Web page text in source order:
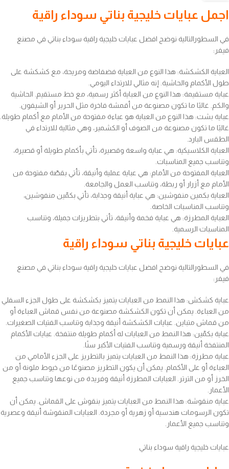
اجمل عبايات خليجية بناتي سوداء راقية
في السطورالتالية نوضح افضل عبايات خليجية راقية سوداء بناتي في مصنع
فيفر:
العباية الكشكشة: هذا النوع من العباية فضفاضة ومريحة، مع كشكشة على
طول الأكمام والحاشية. إنه مثالي للارتداء اليومي.
عباية مستقيمة: هذا النوع من العباية أكثر رسمية، مع خط مستقيم. الحاشية
والكم. غالبًا ما تكون مصنوعة من أقمشة فاخرة مثل الحرير أو الشيفون.
عباية بشت: هذا النوع من العباية هو عباءة مفتوحة من الأمام مع أكمام طويلة.
غالبًا ما تكون مصنوعة من الصوف أو الكشمير، وهي مثالية للارتداء في
الطقس البارد.
العباية الكلاسيكية: هي عباية واسعة وقصيرة، تأتي بأكمام طويلة أو قصيرة،
وتناسب جميع المناسبات.
العباية المفتوحة من الأمام: هي عباية عملية وأنيقة، تأتي بقصّة مفتوحة من
الأمام مع أزرار أو ربطة، وتناسب العمل والجامعة.
العباية بكمين منفوشين: هي عباية أنيقة وجذابة، تأتي بكمّين منفوشين،
وتناسب المناسبات الخاصة.
العباية المطرزة: هي عباية فخمة وأنيقة، تأتي بتطريزات جميلة، وتناسب
المناسبات الرسمية.
عبايات خليجية بناتي سوداء راقية
في السطورالتالية نوضح افضل عبايات خليجية راقية سوداء بناتي في مصنع
فيفر:
عباية كشكش: هذا النمط من العبايات يتميز بكشكشة على طول الجزء السفلي
من العباءة. يمكن أن تكون الكشكشة مصنوعة من نفس قماش العباءة أو
من قماش متباين. عبايات الكشكشة أنيقة وجذابة وتناسب الفتيات الصغيرات.
عباية بكمّين: هذا النمط من العبايات له أكمام طويلة منتفخة. عبايات الأكمام
المنتفخة أنيقة ورسمية وتناسب الفتيات الأكبر سنًا.
عباية مطرزة: هذا النمط من العبايات يتميز بالتطريز على الجزء الأمامي من
العباءة أو على الأكمام. يمكن أن يكون التطريز مصنوعًا من خيوط ملونة أو من
الخرز أو من الترتر. العبايات المطرزة أنيقة وفريدة من نوعها وتناسب جميع
الأعمار.
عباية منقوشة: هذا النمط من العبايات يتميز بنقوش على القماش. يمكن أن
تكون الرسومات هندسية أو زهرية أو مجردة. العبايات المنقوشة أنيقة وعصرية
وتناسب جميع الأعمار.
عبايات خليجية راقية سوداء بناتي